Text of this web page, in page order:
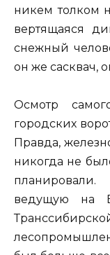
никем толком
вертящаяся
снежный
он же сасквач,
Осмотр
городских
Правда,
никогда не
планировали.
ведущую на